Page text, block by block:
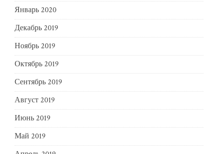
Январь 2020
Декабрь 2019
Ноябрь 2019
Октябрь 2019
Сентябрь 2019
Август 2019
Июнь 2019
Май 2019